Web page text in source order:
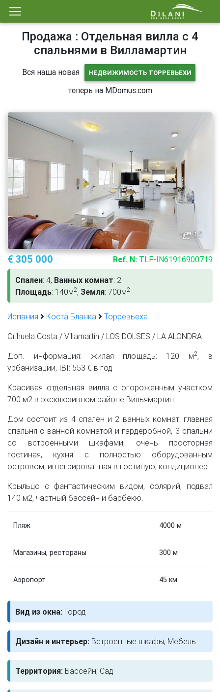
Продажа : Отдельная вилла с 4
спальнями в Вилламартин
Вся наша новая НЕДВИЖИМОСТЬ ТОРРЕВЬЕХИ
теперь на MDomus.com
15
€ 305 000 Ref. N: TLF-IN61916900719
Спален: 4, Ванных комнат: 2
Площадь: 140м2, Земля: 700м2
Испания Коста Бланка
Торревьеха
Orihuela Costa / Villamartin / LOS DOLSES / LA ALONDRA
Доп. информация: жилая площадь: 120 м2, в
урбанизации, IBI: 553 € в год
Красивая отдельная вилла с огороженным участком
700 м2 в эксклюзивном районе Вильямартин.
Дом состоит из 4 спален и 2 ванных комнат: главная
спальня с ванной комнатой и гардеробной, 3 спальни
со встроенными шкафами, очень просторная
гостиная, кухня с полностью оборудованным
островом, интегрированная в гостиную, кондиционер.
Крыльцо с фантастическим видом, солярий, подвал
140 м2, частный бассейн и барбекю.
Пляж 4000 м
Магазины, рестораны 300 м
Аэропорт 45 км
Вид из окна: Город
Дизайн и интерьер: Встроенные шкафы; Мебель
Территория: Бассейн; Сад